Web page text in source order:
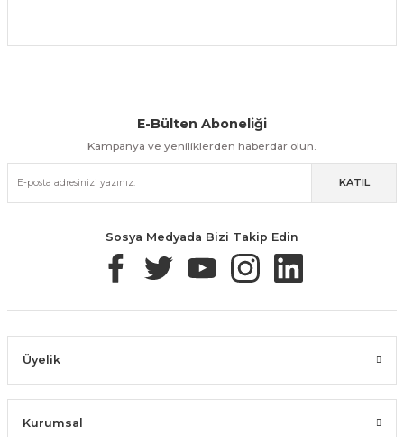
Kolay İade & Değişim Güvenli Alışveriş
Güvenli Paketleme Taksit / Havale İle Alışveriş Kolay İade & Değişim
E-Bülten Aboneliği
Kampanya ve yeniliklerden haberdar olun.
KATIL
Sosya Medyada Bizi Takip Edin
Üyelik
Kurumsal